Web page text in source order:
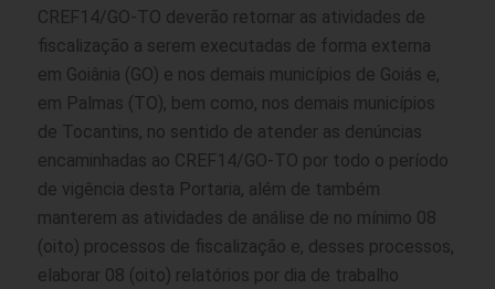
CREF14/GO-TO deverão retornar as atividades de
fiscalização a serem executadas de forma externa
em Goiânia (GO) e nos demais municípios de Goiás e,
em Palmas (TO), bem como, nos demais municípios
de Tocantins, no sentido de atender as denúncias
encaminhadas ao CREF14/GO-TO por todo o período
de vigência desta Portaria, além de também
manterem as atividades de análise de no mínimo 08
(oito) processos de fiscalização e, desses processos,
elaborar 08 (oito) relatórios por dia de trabalho